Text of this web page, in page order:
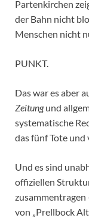
Partenkirchen
der Bahn nicht
Menschen nicht
PUNKT.
Das war es aber
Zeitungund
systematische
das fünf Tote
Und es sind
offiziellen
zusammentragen
von „Prellbock